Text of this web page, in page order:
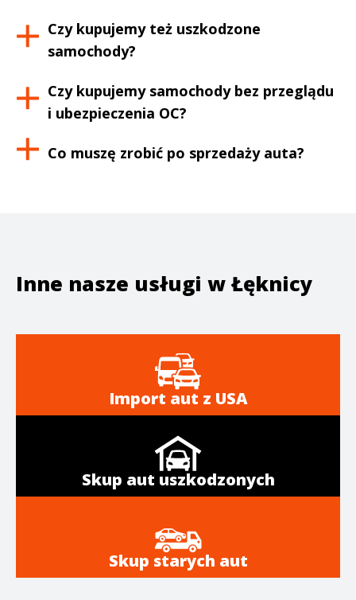
Czy kupujemy też uszkodzone
samochody?
Czy kupujemy samochody bez przeglądu
i ubezpieczenia OC?
Co muszę zrobić po sprzedaży auta?
Inne nasze usługi wŁęknicy
Import aut z USA
Skup aut uszkodzonych
Skup starych aut